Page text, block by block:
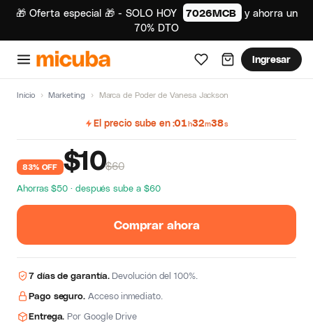
🎁 Oferta especial 🎁 - SOLO HOY 7026MCB
y ahorra un
70% DTO
Ingresar
Inicio › Marketing › Marca de Poder de Vanesa Jackson
El precio sube en 01h32m38s
83% OFF $10$60
Ahorras $50 · después sube a $60
Comprar ahora
7 días de garantía.Devolución del 100%.
Pago seguro. Acceso inmediato.
Entrega. Por Google Drive